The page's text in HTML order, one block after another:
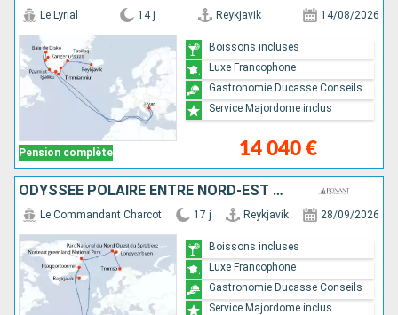
Pension complète
Le Lyrial 14 j Reykjavik 14/08/2026
14 040 €
Boissons incluses
Luxe Francophone
Gastronomie Ducasse Conseils
Service Majordome inclus
ODYSSÉE POLAIRE ENTRE NORD-EST DU GROENLAND ET SPITZBERG
Le Commandant Charcot 17 j Reykjavik 28/09/2026
Boissons incluses
Luxe Francophone
Gastronomie Ducasse Conseils
Service Majordome inclus